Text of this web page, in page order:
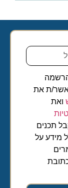
ת את
ואת
תכנים
מידע על